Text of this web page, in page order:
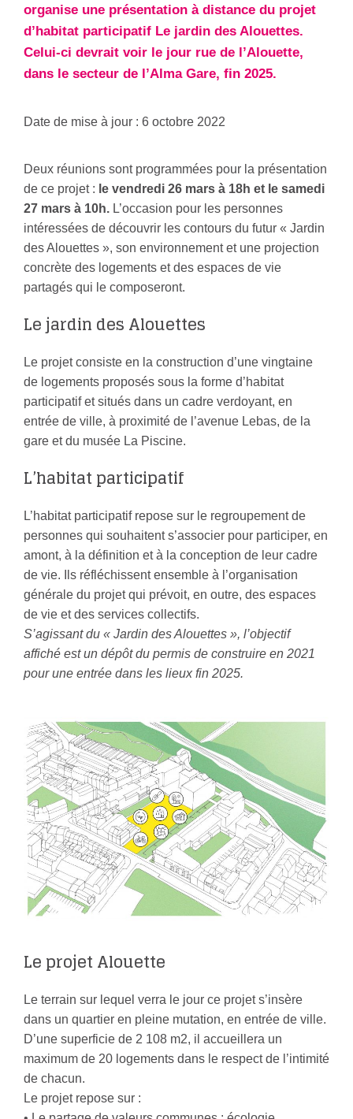
organise une présentation à distance du projet
d’habitat participatif Le jardin des Alouettes.
Celui-ci devrait voir le jour rue de l’Alouette,
dans le secteur de l’Alma Gare, fin 2025.
Date de mise à jour : 6 octobre 2022
Deux réunions sont programmées pour la présentation
de ce projet : le vendredi 26 mars à 18h et le samedi
27 mars à 10h. L’occasion pour les personnes
intéressées de découvrir les contours du futur « Jardin
des Alouettes », son environnement et une projection
concrète des logements et des espaces de vie
partagés qui le composeront.
Le jardin des Alouettes
Le projet consiste en la construction d’une vingtaine
de logements proposés sous la forme d’habitat
participatif et situés dans un cadre verdoyant, en
entrée de ville, à proximité de l’avenue Lebas, de la
gare et du musée La Piscine.
L’habitat participatif
L’habitat participatif repose sur le regroupement de
personnes qui souhaitent s’associer pour participer, en
amont, à la définition et à la conception de leur cadre
de vie. Ils réfléchissent ensemble à l’organisation
générale du projet qui prévoit, en outre, des espaces
de vie et des services collectifs.
S’agissant du « Jardin des Alouettes », l’objectif
affiché est un dépôt du permis de construire en 2021
pour une entrée dans les lieux fin 2025.
Le projet Alouette
Le terrain sur lequel verra le jour ce projet s’insère
dans un quartier en pleine mutation, en entrée de ville.
D’une superficie de 2 108 m2, il accueillera un
maximum de 20 logements dans le respect de l’intimité
de chacun.
Le projet repose sur :